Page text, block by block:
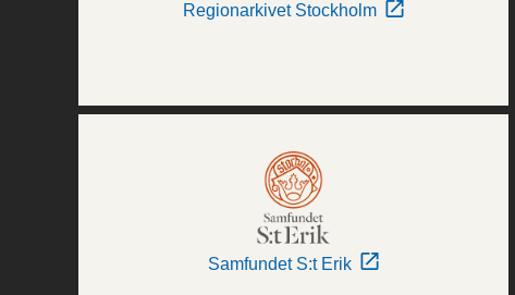
Regionarkivet Stockholm
Samfundet S:t Erik